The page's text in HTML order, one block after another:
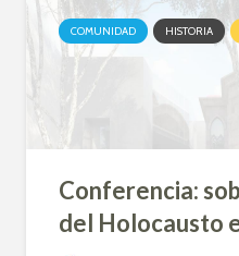
COMUNIDAD HISTORIA
Conferencia:
del Holocausto